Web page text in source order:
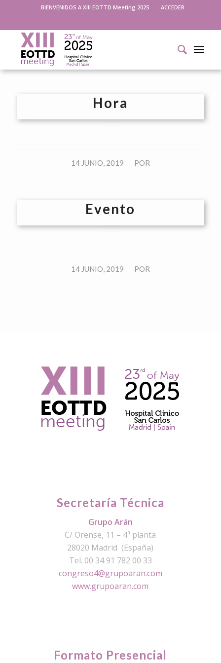
BIENVENIDOS A XIII EOTTD Meeting 2025 ACCEDER
Hora
14 JUNIO, 2019
/ POR
Evento
14 JUNIO, 2019
/ POR
Secretaría Técnica
Grupo Arán
C/ Orense, 11 – 4ª planta
28020 Madrid (España)
Tel. 00 34 91 782 00 33
congreso4@grupoaran.com
www.grupoaran.com
Formato Presencial